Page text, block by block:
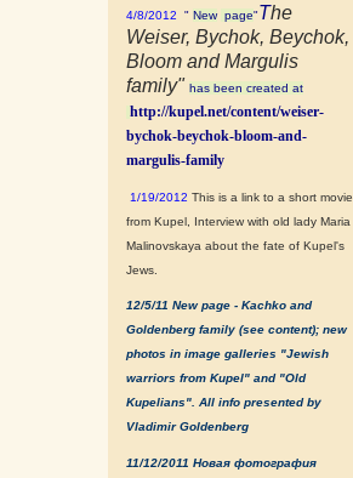
4/8/2012 " New page"The
Weiser, Bychok, Beychok,
Bloom and Margulis
family" has been created at
http://kupel.net/content/weiser-
bychok-beychok-bloom-and-
margulis-family
1/19/2012 This is a link to a short movie
from Kupel, Interview with old lady Maria
Malinovskaya about the fate of Kupel's
Jews.
12/5/11 New page - Kachko and
Goldenberg family (see content); new
photos in image galleries "Jewish
warriors from Kupel" and "Old
Kupelians". All info presented by
Vladimir Goldenberg
11/12/2011 Новая фотография